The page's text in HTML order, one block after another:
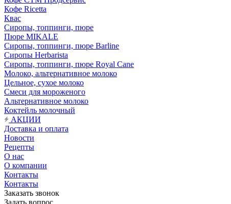
Кофе Ricetta
Квас
Сиропы, топпинги, пюре
Пюре MIKALE
Сиропы, топпинги, пюре Barline
Сиропы Herbarista
Сиропы, топпинги, пюре Royal Cane
Молоко, альтернативное молоко
Цельное, сухое молоко
Смеси для мороженого
Альтернативное молоко
Коктейль молочный
АКЦИИ
Доставка и оплата
Новости
Рецепты
О нас
О компании
Контакты
Контакты
Заказать звонок
Задать вопрос